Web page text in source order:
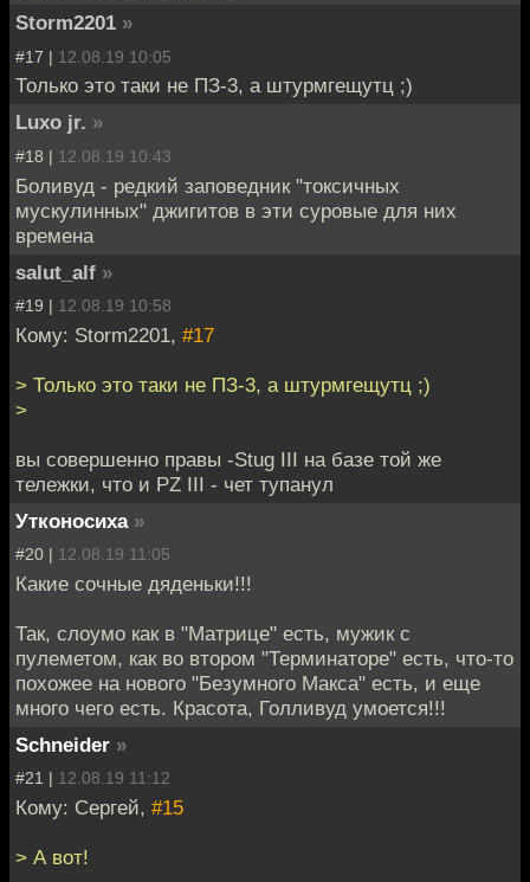
Storm2201 »
#17 | 12.08.19 10:05
Только это таки не ПЗ-3, а штурмгещутц ;)
Luxo jr. »
#18 | 12.08.19 10:43
Боливуд - редкий заповедник "токсичных
мускулинных" джигитов в эти суровые для них
времена
salut_alf »
#19 | 12.08.19 10:58
Кому: Storm2201, #17
> Только это таки не ПЗ-3, а штурмгещутц ;)
>
вы совершенно правы -Stug III на базе той же
тележки, что и PZ III - чет тупанул
Утконосиха »
#20 | 12.08.19 11:05
Какие сочные дяденьки!!!
Так, слоумо как в "Матрице" есть, мужик с
пулеметом, как во втором "Терминаторе" есть, что-то
похожее на нового "Безумного Макса" есть, и еще
много чего есть. Красота, Голливуд умоется!!!
Schneider »
#21 | 12.08.19 11:12
Кому: Cергей, #15
> А вот!